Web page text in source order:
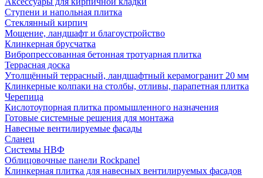
Ступени и напольная плитка
Cтеклянный кирпич
Мощение, ландшафт и благоустройство
Клинкерная брусчатка
Вибропрессованная бетонная тротуарная плитка
Террасная доска
Утолщённый террасный, ландшафтный керамогранит 20 мм
Клинкерные колпаки на столбы, отливы, парапетная плитка
Черепица
Кислотоупорная плитка промышленного назначения
Готовые системные решения для монтажа
Навесные вентилируемые фасады
Сланец
Системы НВФ
Облицовочные панели Rockpanel
Клинкерная плитка для навесных вентилируемых фасадов